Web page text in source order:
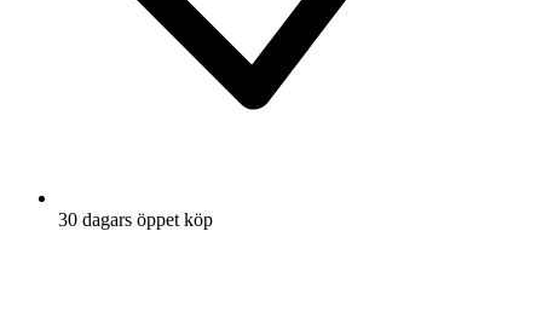
30 dagars öppet köp